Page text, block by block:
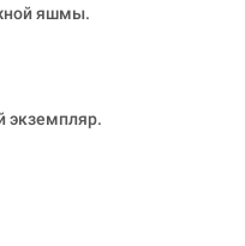
яшмы.
экземпляр.